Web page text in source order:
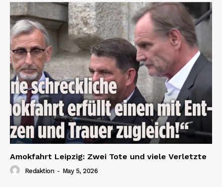
Amokfahrt Leipzig: Zwei Tote und viele Verletzte
Redaktion - May 5, 2026